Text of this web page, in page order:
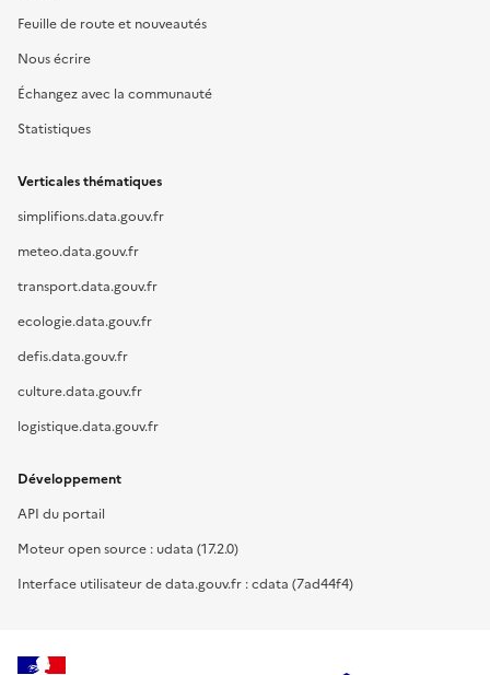
Feuille de route et nouveautés
Nous écrire
Échangez avec la communauté
Statistiques
Verticales thématiques
simplifions.data.gouv.fr
meteo.data.gouv.fr
transport.data.gouv.fr
ecologie.data.gouv.fr
defis.data.gouv.fr
culture.data.gouv.fr
logistique.data.gouv.fr
Développement
API du portail
Moteur open source : udata (17.2.0)
Interface utilisateur de data.gouv.fr : cdata (7ad44f4)